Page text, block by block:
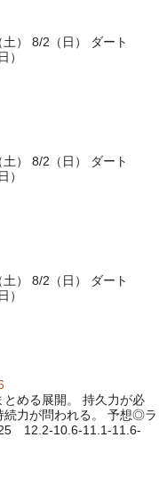
） 8/2（日） ダート
）
） 8/2（日） ダート
）
） 8/2（日） ダート
）
める展開。 持久力が必
続力が問われる。 予想◎ラ
12.2-10.6-11.1-11.6-